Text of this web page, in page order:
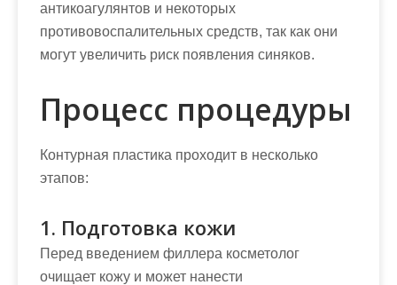
антикоагулянтов и некоторых
противовоспалительных средств, так как они
могут увеличить риск появления синяков.
Процесс процедуры
Контурная пластика проходит в несколько
этапов:
1. Подготовка кожи
Перед введением филлера косметолог
очищает кожу и может нанести